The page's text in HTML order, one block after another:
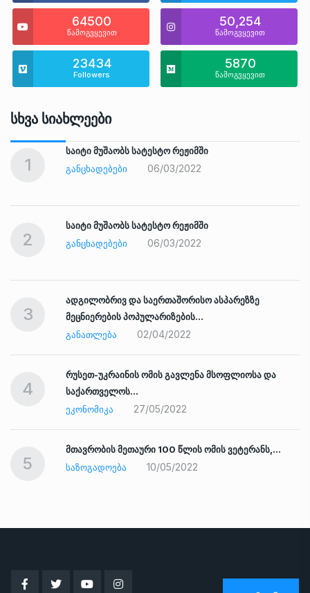
64500
წამოგვყევით
50,254
წამოგვყევით
23434
Followers
5870
წამოგვყევით
Სხვა Სიახლეები
1
საიტი მუშაობს სატესტო რეჟიმში
ᲒᲐᲜᲪᲮᲐᲓᲔᲑᲔᲑᲘ
06/03/2022
2
საიტი მუშაობს სატესტო რეჟიმში
ᲒᲐᲜᲪᲮᲐᲓᲔᲑᲔᲑᲘ
06/03/2022
3
ადგილობრივ და საერთაშორისო ასპარეზზე
მეცნიერების პოპულარიზების…
ᲒᲐᲜᲐᲗᲚᲔᲑᲐ
02/04/2022
4
რუსეთ-უკრაინის ომის გავლენა მსოფლიოსა და
საქართველოს…
ᲔᲙᲝᲜᲝᲛᲘᲙᲐ
27/05/2022
5
მთავრობის მეთაური 100 წლის ომის ვეტერანს,…
ᲡᲐᲖᲝᲒᲐᲓᲝᲔᲑᲐ
10/05/2022